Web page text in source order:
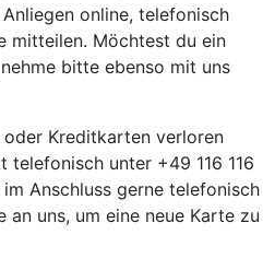
online, telefonisch
mitteilen. Möchtest du ein
bitte ebenso mit uns
Kreditkarten verloren
unter +49 116 116
Anschluss gerne telefonisch
uns, um eine neue Karte zu